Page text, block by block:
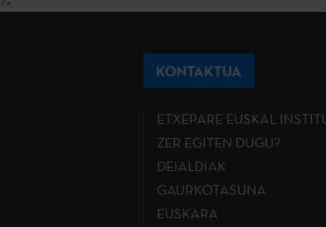
KONTAKTUA
ETXEPARE EUSKAL
ZER EGITEN DUGU?
DEIALDIAK
GAURKOTASUNA
EUSKARA